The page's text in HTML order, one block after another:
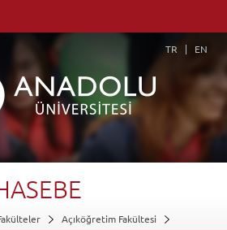
TR EN
Açıköğretim Fakültesi